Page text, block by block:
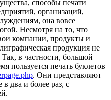
организаций,
она вовсе
Несмотря на то, что
компании, продукты и
продукция не
Так, в частности, большой
пользуется печать буклетов
. Они представляют
два и более раз, с